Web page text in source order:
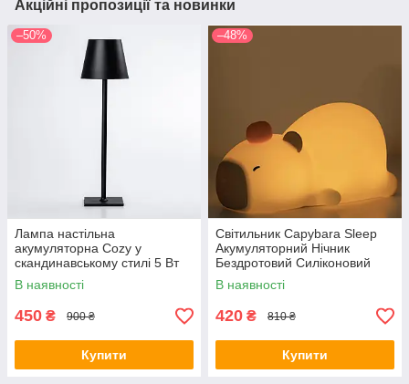
Акційні пропозиції та новинки
–50%
Лампа настільна
акумуляторна Cozy у
скандинавському стилі 5 Вт
5200mA, настільний
світильник Чорний HP400B
В наявності
450 ₴ 900 ₴
Купити
–48%
Світильник Capybara Sleep
Акумуляторний Нічник
Бездротовий Силіконовий
Капібара (00985)
В наявності
420 ₴ 810 ₴
Купити